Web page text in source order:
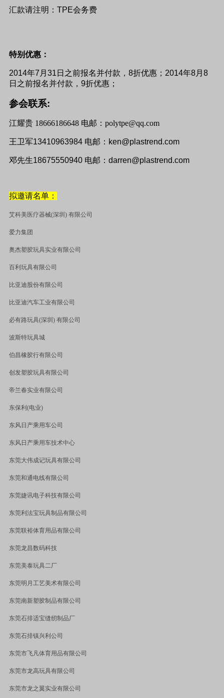
汇款请注明：TPE会务费
特别优惠：
2014年7 月 31 日之前报名并付款， 8折优惠； 2014年8月 8
日之前报名并付款， 9折优惠；
参会联系:
江耀贵 18666186648 电邮：polytpe@qq.com
王卫军13410963984 电邮： ken@plastrend.com
邓先生18675550940 电邮： darren@plastrend.com
拟邀请名单：
艾科美医疗器械(深圳 ) 有限公司
爱力集团
奥杰塑胶玩具实业有限公司
百利玩具有限公司
比亚迪股份有限公司
比亚迪汽车工业有限公司
必有路玩具(深圳 ) 有限公司
波斯特玩具城
伯昌橡胶行有限公司
创发塑胶玩具有限公司
帝兰春实业有限公司
东保利 (电业)
东风日产乘用车公司
东风日产乘用车技术中心
东莞大伟成记玩具有限公司
东莞和通电线有限公司
东莞婕讯电子科技有限公司
东莞利法宝玩具制品有限公司
东莞联裕体育用品有限公司
东莞龙昌数码科技
东莞美泰玩具二厂
东莞明月工艺美术有限公司
东莞南新塑胶制品有限公司
东莞石排适宝缝纫制品厂
东莞石排镇兴利公司
东莞市飞凡体育用品有限公司
东莞市龙高玩具有限公司
东莞市龙之翼实业有限公司